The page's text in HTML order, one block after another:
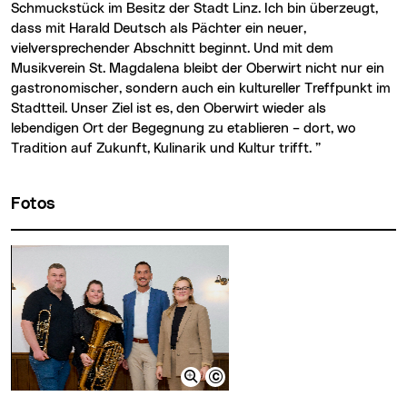
Schmuckstück im Besitz der Stadt Linz. Ich bin überzeugt,
dass mit Harald Deutsch als Pächter ein neuer,
vielversprechender Abschnitt beginnt. Und mit dem
Musikverein St. Magdalena bleibt der Oberwirt nicht nur ein
gastronomischer, sondern auch ein kultureller Treffpunkt im
Stadtteil. Unser Ziel ist es, den Oberwirt wieder als
lebendigen Ort der Begegnung zu etablieren – dort, wo
Tradition auf Zukunft, Kulinarik und Kultur trifft. ”
Fotos